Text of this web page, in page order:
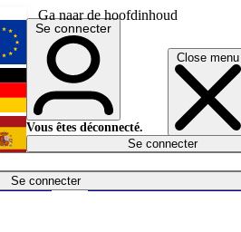
Ga naar de hoofdinhoud
Close menu
Se connecter
Économie
English
Deutsch
Español
Se connecter
Vous êtes déconnecté.
Se connecter